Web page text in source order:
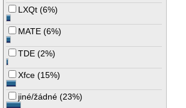
LXQt (6%)
MATE (6%)
TDE (2%)
Xfce (15%)
jiné/žádné (23%)